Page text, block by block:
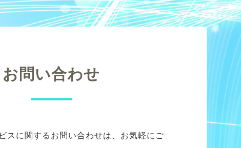
お問い合わせ
スに関するお問い合わせは、お気軽にご